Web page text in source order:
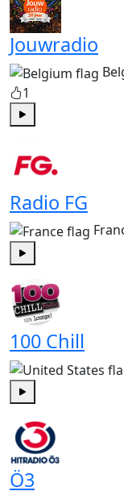
Jouwradio
1
Radio FG
100 Chill
Play
Ö3